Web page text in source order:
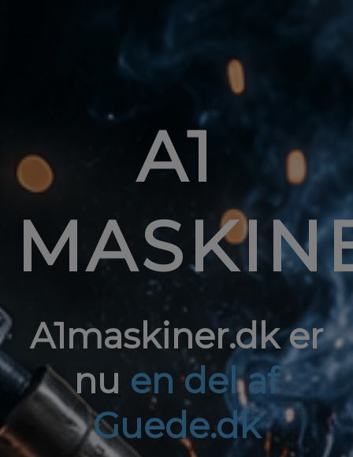
A1
A1maskiner.dk er
nu en del af
Guede.dk